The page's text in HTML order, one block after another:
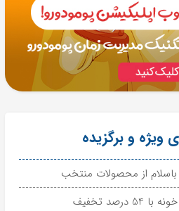
ویژه و برگزیده
تخفیف